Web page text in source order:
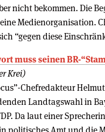
nicht bekommen. Die
Medienorganisation.
“gegen diese
muss seinen BR-
Krei)
Chefredakteur
Landtagswahl in
Da laut einer
politisches Amt und die